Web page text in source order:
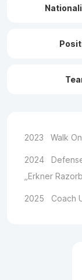
2023 Walk On
2024
„Erkner
2025 Coach